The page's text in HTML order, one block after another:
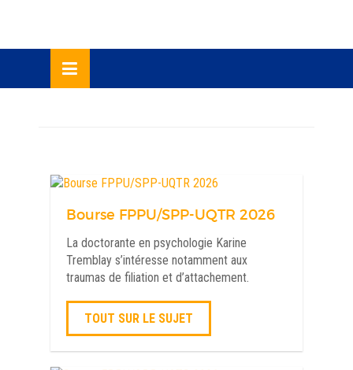
Bourse FPPU/SPP-UQTR 2026
La doctorante en psychologie Karine
Tremblay s’intéresse notamment aux
traumas de filiation et d’attachement.
TOUT SUR LE SUJET